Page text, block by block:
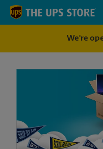
Skip to content
Return to Nav
We're